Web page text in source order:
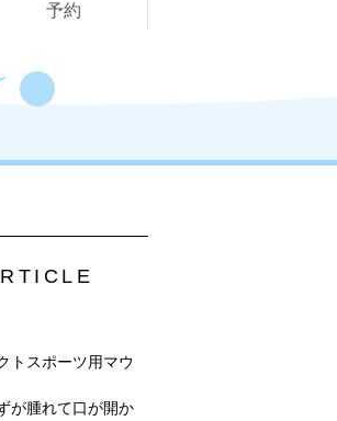
予約
トスポーツ用マウ
が腫れて口が開か